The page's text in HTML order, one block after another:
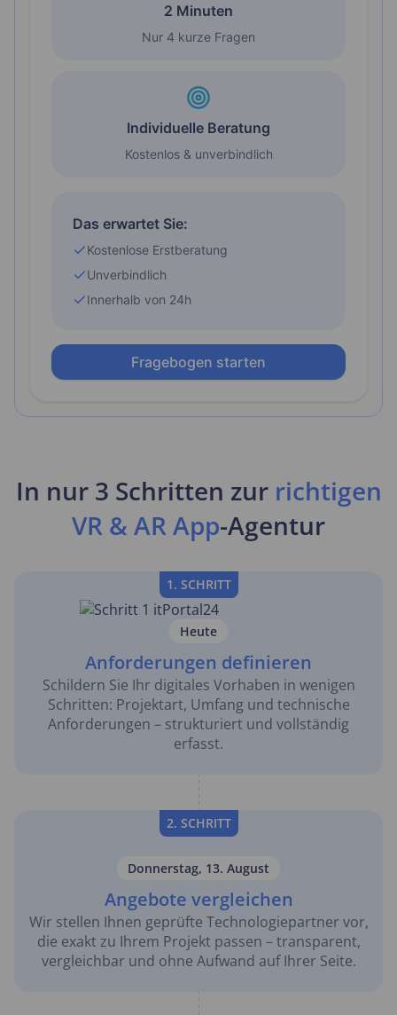
In nur 3 Schritten zur richtigen
VR & AR App-Agentur
1. SCHRITT
Heute
Anforderungen definieren
Schildern Sie Ihr digitales Vorhaben in wenigen
Schritten: Projektart, Umfang und technische
Anforderungen – strukturiert und vollständig
erfasst.
2. SCHRITT
Donnerstag, 13. August
Angebote vergleichen
Wir stellen Ihnen geprüfte Technologiepartner vor,
die exakt zu Ihrem Projekt passen – transparent,
vergleichbar und ohne Aufwand auf Ihrer Seite.